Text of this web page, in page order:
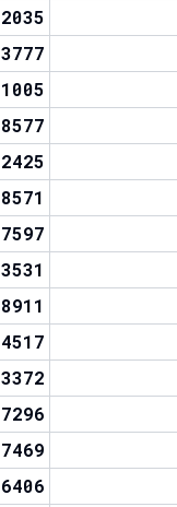
2035
3777
1005
8577
2425
8571
7597
3531
8911
4517
3372
7296
7469
6406